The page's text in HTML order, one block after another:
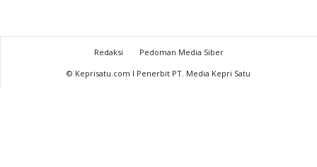
Redaksi
Pedoman Media Siber
© Keprisatu.com I Penerbit PT. Media Kepri Satu